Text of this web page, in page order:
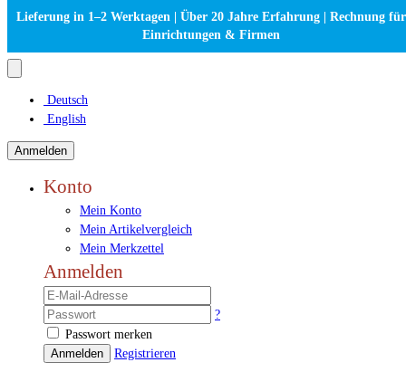
Deutsch
English
Anmelden
Konto
Mein Konto
Mein Artikelvergleich
Mein Merkzettel
Anmelden
?
Passwort merken
Anmelden
Registrieren
Lieferung in 1–2 Werktagen | Über 20 Jahre Erfahrung | Rechnung für
Einrichtungen & Firmen